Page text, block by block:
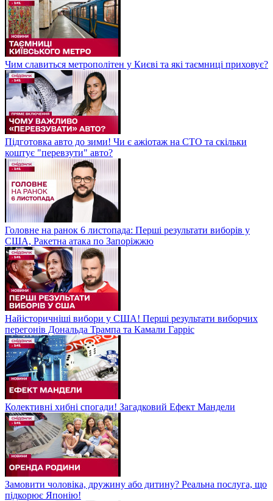
Чим славиться метрополітен у Києві та які таємниці приховує?
Підготовка авто до зими! Чи є ажіотаж на СТО та скільки
коштує "перевзути" авто?
Головне на ранок 6 листопада: Перші результати виборів у
США, Ракетна атака по Запоріжжю
Найісторичніші вибори у США! Перші результати виборчих
перегонів Дональда Трампа та Камали Гарріс
Колективні хибні спогади! Загадковий Ефект Мандели
Замовити чоловіка, дружину або дитину? Реальна послуга, що
підкорює Японію!